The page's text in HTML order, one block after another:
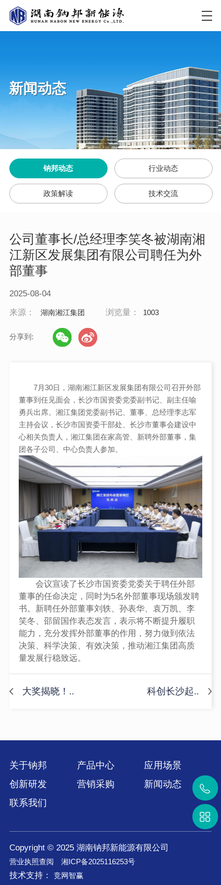
新闻动态
钠邦动态 行业动态
政策解读 技术交流
公司董事长/总经理李笑冬被湖南湘
江新区发展集团有限公司聘任为外
部董事
2025-08-04
来源： 湖南湘江集团 浏览量： 1003
分享到:
7月30日，湖南湘江新区发展集团有限公司召开外部
董事到任见面会，长沙市国资委党委副书记、副主任喻
勇兵出席。湘江集团党委副书记、董事、总经理李志军
主持会议，长沙市国资委干部处、长沙市董事会建设中
心相关负责人，湘江集团在家高管、新聘外部董事，集
团各子公司、中心负责人参加。
会议宣读了长沙市国资委党委关于聘任外部
董事的任命决定，同时为5名外部董事现场颁发聘
书。新聘任外部董事刘轶、孙表华、袁万凯、李
笑冬、邵留国作表态发言，表示将不断提升履职
能力，充分发挥外部董事的作用，努力做到依法
决策、科学决策、有效决策，推动湘江集团高质
量发展行稳致远。
大奖揭晓！.. 科创长沙起..
关于钠邦 产品中心
应用场景
创新研发
营销采购
新闻动态
联系我们
Copyright © 2025 湖南钠邦新能源有限公司
营业执照查阅 湘ICP备2025116253号
技术支持：竞网智赢